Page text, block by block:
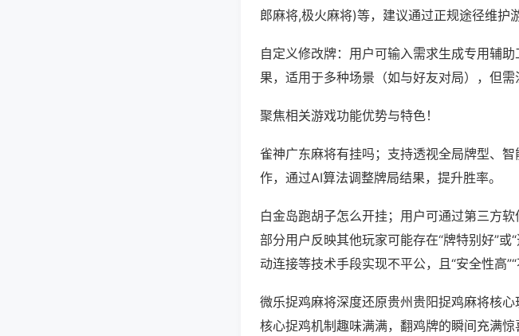
郎麻将,极火麻将)等，建议通过正规途径维护
自定义修改牌：用户可输入需求生成专用辅
果，适用于多种场景（如与好友对局），但需
聚焦相关游戏功能优势与特色！
雀神广东麻将有挂吗；支持透视全局牌型、
作，通过AI算法调整牌局结果，提升胜率。
白金岛跑胡子怎么开挂；用户可通过第三方软
部分用户反映其他玩家可能存在“牌特别好”
动连接等技术手段实现不平公，且“安全性高”“
微乐捉鸡麻将深度还原贵州贵阳捉鸡麻将核
核心捉鸡机制趣味满满，翻鸡牌的瞬间充满